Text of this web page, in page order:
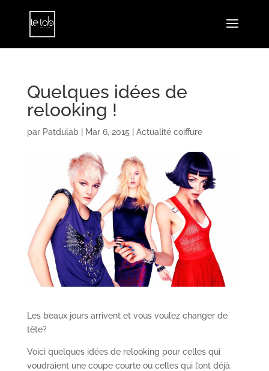
Quelques idées de
relooking !
par Patdulab| Mar 6, 2015 Actualité coiffure
Les beaux jours arrivent et vous voulez changer de
tête?
Voici quelques idées de relooking pour celles qui
voudraient une coupe courte ou celles qui l’ont déjà.